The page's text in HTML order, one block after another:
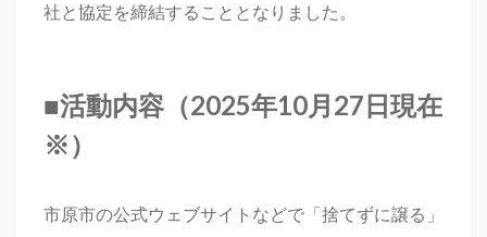
社と協定を締結することとなりました。
■活動内容（2025年10月27日現在
※）
市原市の公式ウェブサイトなどで「捨てずに譲る」